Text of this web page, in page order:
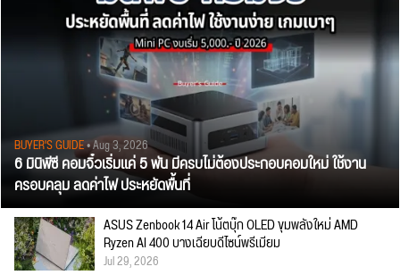
BUYER'S GUIDE• Aug 3, 2026
6 มินิพีซี คอมจิ๋วเริ่มแค่ 5 พัน มีครบไม่ต้องประกอบคอมใหม่ ใช้งาน
ครอบคลุม ลดค่าไฟ ประหยัดพื้นที่
ASUS Zenbook 14 Air โน้ตบุ๊ก OLED ขุมพลังใหม่ AMD
Ryzen AI 400 บางเฉียบดีไซน์พรีเมียม
Jul 29, 2026